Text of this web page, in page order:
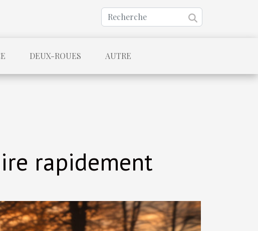
DEUX-ROUES AUTRE
rapidement